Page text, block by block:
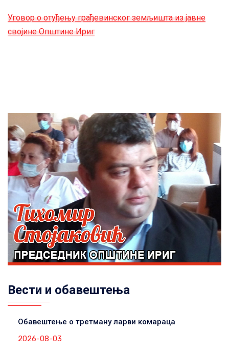
Уговор о отуђењу грађевинског земљишта из јавне
својине Општине Ириг
Вести и обавештења
Обавештење о третману ларви комараца
2026-08-03